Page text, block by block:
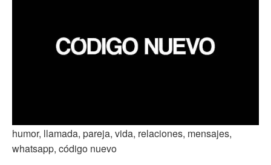
humor, llamada, pareja, vida, relaciones, mensajes,
whatsapp, código nuevo